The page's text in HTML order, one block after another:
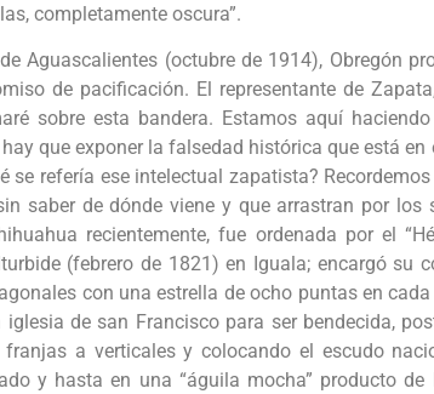
completamente oscura”.
Aguascalientes (octubre de 1914), Obregón
de pacificación. El representante de
sobre esta bandera. Estamos aquí
que exponer la falsedad histórica que está
se refería ese intelectual zapatista?
saber de dónde viene y que arrastran por los
recientemente, fue ordenada por el
(febrero de 1821) en Iguala; encargó su
con una estrella de ocho puntas en
de san Francisco para ser bendecida,
a verticales y colocando el escudo
y hasta en una “águila mocha” producto